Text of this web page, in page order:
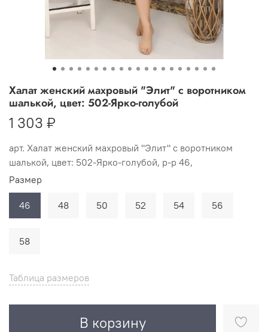
арт. Халат женский махровый "Элит" с воротником
шалькой, цвет: 502-Ярко-голубой, р-р 46,
Халат женский махровый "Элит" с воротником
шалькой, цвет: 502-Ярко-голубой
1 303 ₽
Таблица размеров
В корзину
Размер
46 48 50 52 54 56
58